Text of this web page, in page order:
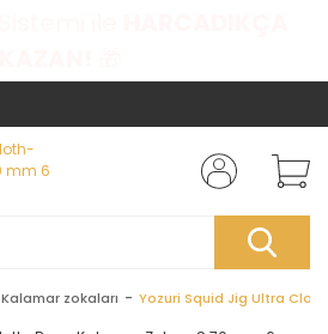
Kalamar zokaları Yozuri Squid Jig Ultra